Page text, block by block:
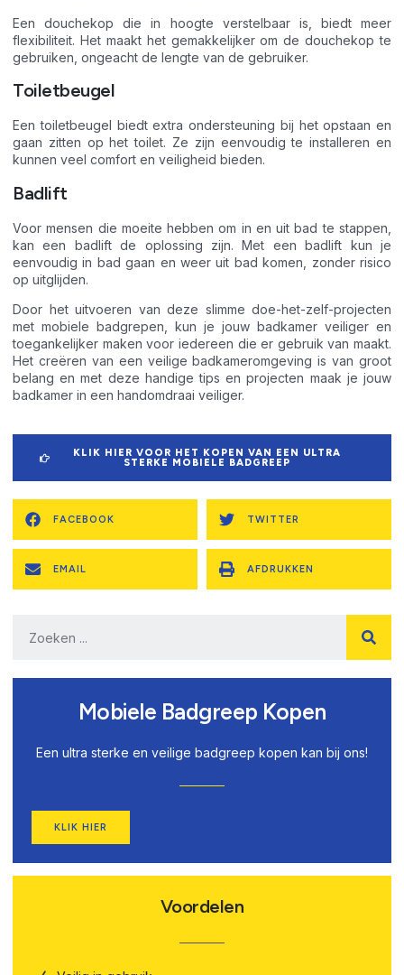
Een douchekop die in hoogte verstelbaar is, biedt meer
flexibiliteit. Het maakt het gemakkelijker om de douchekop te
gebruiken, ongeacht de lengte van de gebruiker.
Toiletbeugel
Een toiletbeugel biedt extra ondersteuning bij het opstaan en
gaan zitten op het toilet. Ze zijn eenvoudig te installeren en
kunnen veel comfort en veiligheid bieden.
Badlift
Voor mensen die moeite hebben om in en uit bad te stappen,
kan een badlift de oplossing zijn. Met een badlift kun je
eenvoudig in bad gaan en weer uit bad komen, zonder risico
op uitglijden.
Door het uitvoeren van deze slimme doe-het-zelf-projecten
met mobiele badgrepen, kun je jouw badkamer veiliger en
toegankelijker maken voor iedereen die er gebruik van maakt.
Het creëren van een veilige badkameromgeving is van groot
belang en met deze handige tips en projecten maak je jouw
badkamer in een handomdraai veiliger.
KLIK HIER VOOR HET KOPEN VAN EEN ULTRA
STERKE MOBIELE BADGREEP
FACEBOOK TWITTER
EMAIL AFDRUKKEN
Mobiele Badgreep Kopen
Een ultra sterke en veilige badgreep kopen kan bij ons!
KLIK HIER
Voordelen